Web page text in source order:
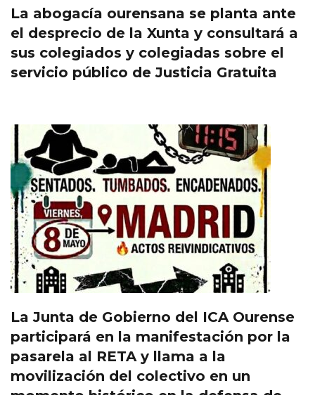
La abogacía ourensana se planta ante
el desprecio de la Xunta y consultará a
sus colegiados y colegiadas sobre el
servicio público de Justicia Gratuita
La Junta de Gobierno del ICA Ourense
participará en la manifestación por la
pasarela al RETA y llama a la
movilización del colectivo en un